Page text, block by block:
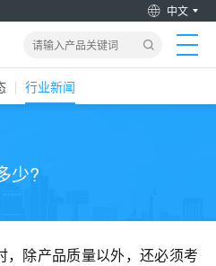
中文
行业新闻
少?
，除产品质量以外，还必须考